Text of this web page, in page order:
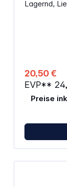
Reichweite Perfekte Halterung fürs Skifahren,
Lagernd,
20,50 €
EVP**
Preise